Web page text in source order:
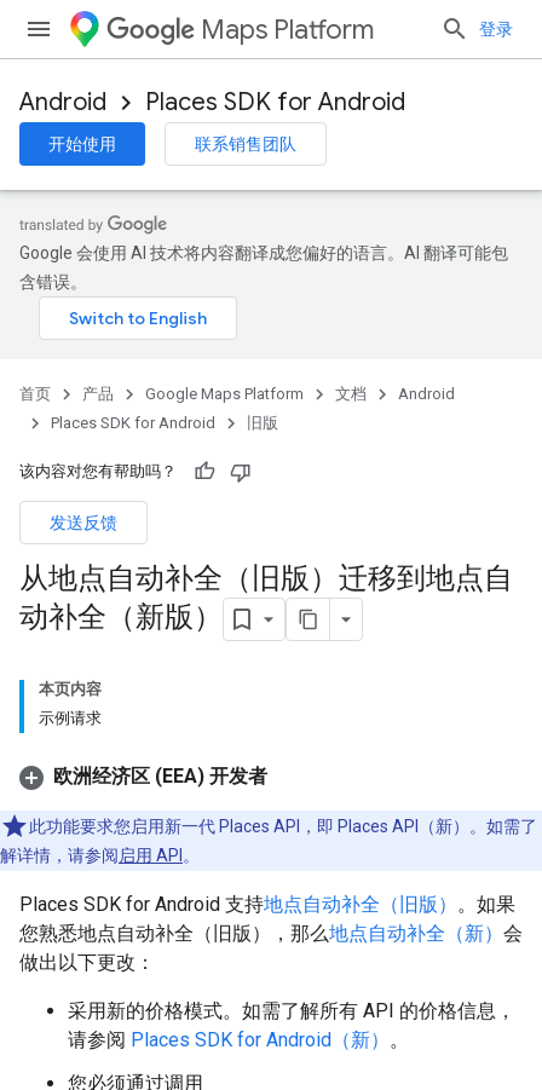
Maps Platform 登录
Android Places SDK for Android
开始使用 联系销售团队
Google 会使用 AI 技术将内容翻译成您偏好的语言。AI 翻译可能包
含错误。
首页 产品 Google Maps Platform 文档
Android
Places SDK for Android
旧版
该内容对您有帮助吗？
发送反馈
从地点自动补全（旧版）迁移到地点自
动补全（新版）
本页内容
示例请求
欧洲经济区 (EEA) 开发者
此功能要求您启用新一代 Places API，即 Places API（新）。如需了
解详情，请参阅启用 API 。
Places SDK for Android 支持地点自动补全（旧版） 。如果
您熟悉地点自动补全（旧版），那么地点自动补全（新） 会
做出以下更改：
采用新的价格模式。如需了解所有 API 的价格信息，
请参阅 Places SDK for Android（新） 。
您必须通过调用